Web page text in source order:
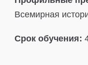
Всемирная
Срок обучения: